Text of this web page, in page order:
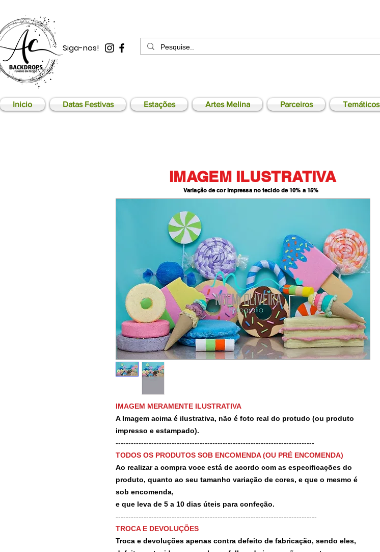
Siga-nos!
Inicio Datas Festivas Estações Artes Melina Parceiros Temáticos
IMAGEM MERAMENTE ILUSTRATIVA
A Imagem acima é ilustrativa, não é foto real do protudo (ou produto
impresso e estampado).
------------------------------------------------------------------------------
TODOS OS PRODUTOS SOB ENCOMENDA (OU PRÉ ENCOMENDA)
Ao realizar a compra voce está de acordo com as especificações do
produto, quanto ao seu tamanho variação de cores, e que o mesmo é
sob encomenda,
e que leva de 5 a 10 dias úteis para confeção.
-------------------------------------------------------------------------------
TROCA E DEVOLUÇÕES
Troca e devoluções apenas contra defeito de fabricação, sendo eles,
IMAGEM ILUSTRATIVA
Variação de cor impressa no tecido de 10% a 15%